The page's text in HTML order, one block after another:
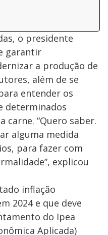
o presidente
garantir
a produção de
além de se
entender os
determinados
carne. “Quero saber.
alguma medida
para fazer com
explicou
inflação
2024 e que deve
do Ipea
Aplicada)